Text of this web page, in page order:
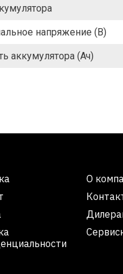
напряжение (В)
аккумулятора (Ач)
О